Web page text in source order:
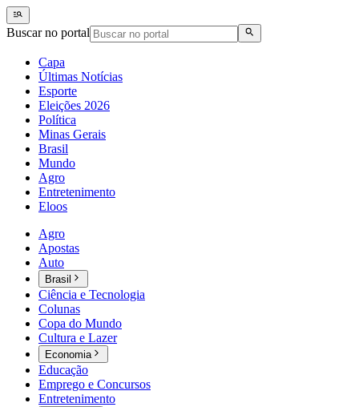
Buscar no portal
Capa
Últimas Notícias
Esporte
Eleições 2026
Política
Minas Gerais
Brasil
Mundo
Agro
Entretenimento
Eloos
Agro
Apostas
Auto
Brasil
Ciência e Tecnologia
Colunas
Copa do Mundo
Cultura e Lazer
Economia
Educação
Emprego e Concursos
Entretenimento